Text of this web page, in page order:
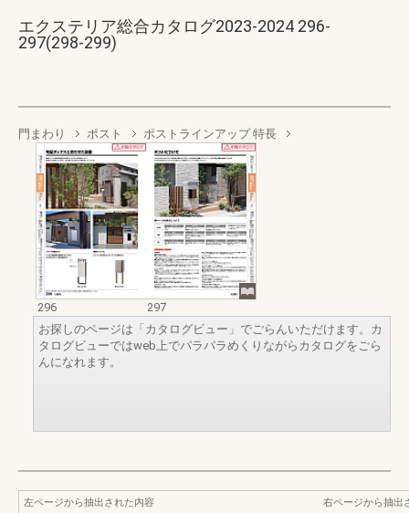
エクステリア総合カタログ2023-2024 296-
297(298-299)
門まわり ポスト ポストラインアップ 特長
296
297
お探しのページは「カタログビュー」でごらんいただけます。カ
タログビューではweb上でパラパラめくりながらカタログをごら
んになれます。
左ページから抽出された内容
右ページから抽出